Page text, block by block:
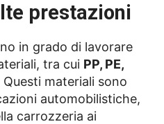
prestazioni
in grado di lavorare
tra cui PP, PE,
Questi materiali sono
automobilistiche,
carrozzeria ai